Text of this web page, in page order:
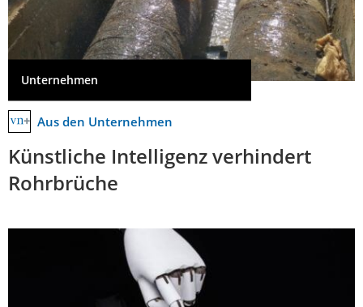
Unternehmen
Aus den Unternehmen
Künstliche Intelligenz verhindert
Rohrbrüche